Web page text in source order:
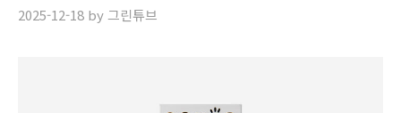
2025-12-18 by그린튜브